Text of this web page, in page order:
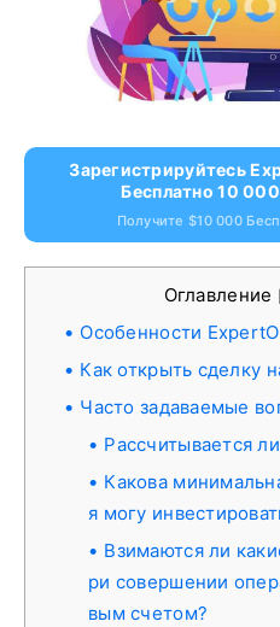
Зарегистрируйтесь
Бесплатно 10
Получите $10 000
Оглавление
Особенности
Как открыть сделку
Часто задаваемые
Рассчитывается
Какова
я могу
Взимаются ли
ри совершении
вым счетом?